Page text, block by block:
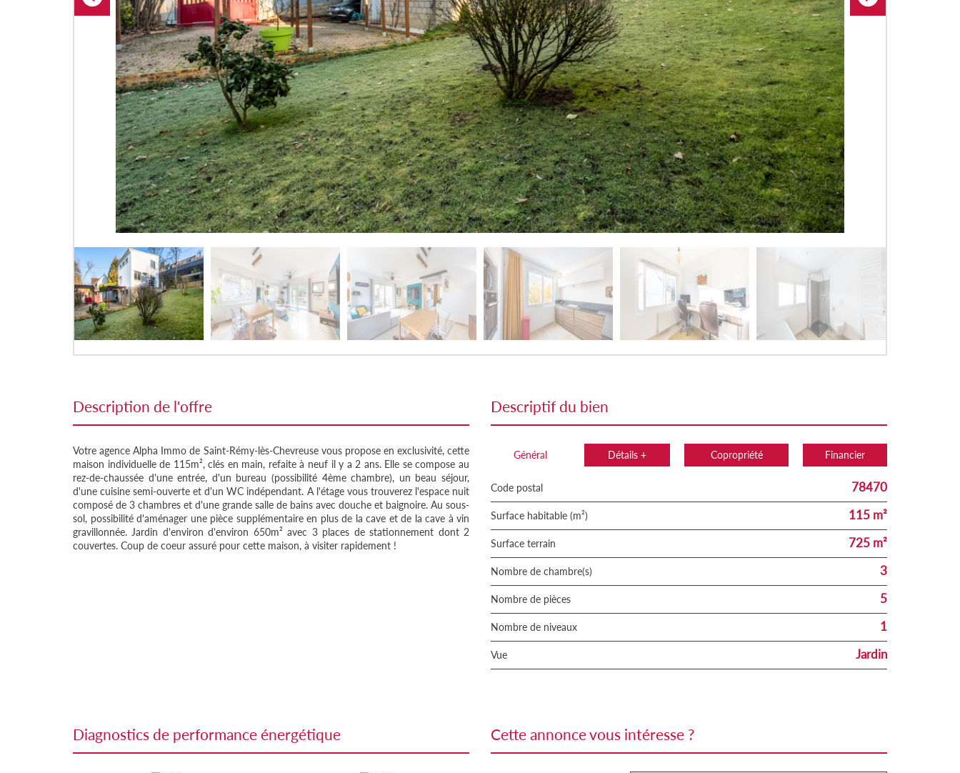
description de l'offre
Votre agence Alpha Immo de Saint-Rémy-lès-Chevreuse vous propose en exclusivité, cette
maison individuelle de 115m², clés en main, refaite à neuf il y a 2 ans. Elle se compose au
rez-de-chaussée d'une entrée, d'un bureau (possibilité 4ème chambre), un beau séjour,
d'une cuisine semi-ouverte et d'un WC indépendant. A l'étage vous trouverez l'espace nuit
composé de 3 chambres et d'une grande salle de bains avec douche et baignoire. Au sous-
sol, possibilité d'aménager une pièce supplémentaire en plus de la cave et de la cave à vin
gravillonnée. Jardin d'environ d'environ 650m² avec 3 places de stationnement dont 2
couvertes. Coup de coeur assuré pour cette maison, à visiter rapidement !
descriptif du bien
Général Détails + Copropriété Financier
Code postal 78470
Surface habitable (m²) 115 m²
surface terrain 725 m²
Nombre de chambre(s) 3
Nombre de pièces 5
Nombre de niveaux 1
Vue Jardin
diagnostics de performance énergétique cette annonce vous intéresse ?